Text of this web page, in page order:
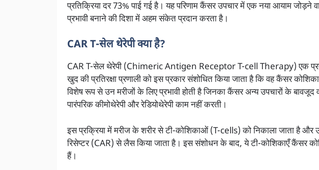
प्रतिक्रिया दर 73% पाई गई है। यह परिणाम कैंसर उपचार में एक नया आयाम जोड़ने
प्रभावी बनाने की दिशा में अहम संकेत प्रदान करता है।
CAR T-सेल थेरेपी क्या है?
CAR T-सेल थेरेपी (Chimeric Antigen Receptor T-cell Therapy) एक
खुद की प्रतिरक्षा प्रणाली को इस प्रकार संशोधित किया जाता है कि वह कैंसर
विशेष रूप से उन मरीजों के लिए प्रभावी होती है जिनका कैंसर अन्य उपचारों के
पारंपरिक कीमोथेरेपी और रेडियोथेरेपी काम नहीं करती।
इस प्रक्रिया में मरीज के शरीर से टी-कोशिकाओं (T-cells) को निकाला जाता है और
रिसेप्टर (CAR) से लैस किया जाता है। इस संशोधन के बाद, ये टी-कोशिकाएँ कैंसर
हैं।